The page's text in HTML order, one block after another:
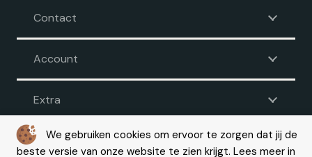
We gebruiken cookies om ervoor te zorgen dat jij de
beste versie van onze website te zien krijgt. Lees meer in
Contact
Account
Extra